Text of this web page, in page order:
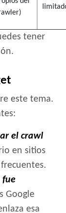
tener
este tema.
el crawl
en sitios
fue
Google
esa